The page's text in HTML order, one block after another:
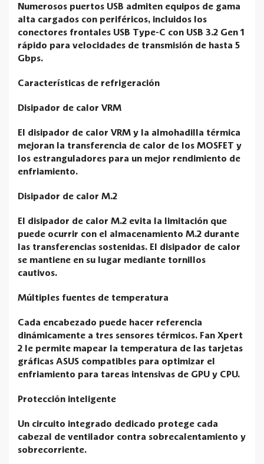
Numerosos puertos USB admiten equipos de gama
alta cargados con periféricos, incluidos los
conectores frontales USB Type-C con USB 3.2 Gen 1
rápido para velocidades de transmisión de hasta 5
Gbps.
Características de refrigeración
Disipador de calor VRM
El disipador de calor VRM y la almohadilla térmica
mejoran la transferencia de calor de los MOSFET y
los estranguladores para un mejor rendimiento de
enfriamiento.
Disipador de calor M.2
El disipador de calor M.2 evita la limitación que
puede ocurrir con el almacenamiento M.2 durante
las transferencias sostenidas. El disipador de calor
se mantiene en su lugar mediante tornillos
cautivos.
Múltiples fuentes de temperatura
Cada encabezado puede hacer referencia
dinámicamente a tres sensores térmicos. Fan Xpert
2 le permite mapear la temperatura de las tarjetas
gráficas ASUS compatibles para optimizar el
enfriamiento para tareas intensivas de GPU y CPU.
Protección inteligente
Un circuito integrado dedicado protege cada
cabezal de ventilador contra sobrecalentamiento y
sobrecorriente.